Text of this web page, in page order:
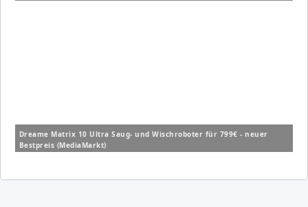
Dreame Matrix 10 Ultra Saug- und Wischroboter für 799€ - neuer
Bestpreis (MediaMarkt)